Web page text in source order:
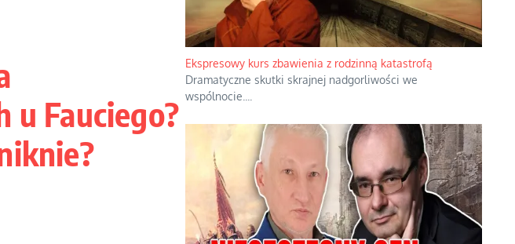
u Fauciego?
Ekspresowy kurs zbawienia z rodzinną katastrofą
Dramatyczne skutki skrajnej nadgorliwości we
wspólnocie.